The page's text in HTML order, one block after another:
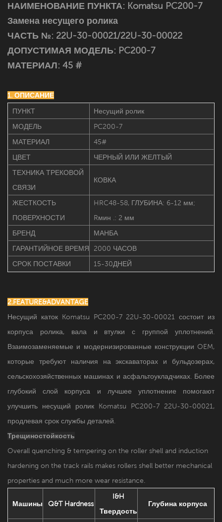
НАИМЕНОВАНИЕ ПУНКТА: Komatsu PC200-7
Замена несущего ролика
ЧАСТЬ №: 22U-30-00021/22U-30-00022
ДОПУСТИМАЯ МОДЕЛЬ: PC200-7
МАТЕРИАЛ: 45 #
1. ОПИСАНИЕ
ПУНКТ
Несущий ролик
МОДЕЛЬ
PC200-7
МАТЕРИАЛ
45#
ЦВЕТ
ЧЕРНЫЙ ИЛИ ЖЕЛТЫЙ
ТЕХНИКА ТРЕКОВОЙ
СВЯЗИ
КОВКА
ЖЕСТКОСТЬ
ПОВЕРХНОСТИ
HRC48-58, ГЛУБИНА: 6-12 мм;
Rмин .: 2 мм
БРЕНД
МАНБА
ГАРАНТИЙНОЕ ВРЕМЯ
2000 ЧАСОВ
СРОК ПОСТАВКИ
15-30ДНЕЙ
2.FEATURE&ADVANTAGE
Несущий каток Komatsu PC200-7 22U-30-00021 состоит из
корпуса ролика, вала и втулки с группой уплотнений.
Взаимозаменяемые и модернизированные конструкции OEM,
которые требуют наличия на экскаваторах и бульдозерах,
сельскохозяйственных машинах и асфальтоукладчиках. Более
глубокий слой корпуса и лучшее уплотнение помогают
улучшить несущий ролик Komatsu PC200-7 22U-30-00021,
продлевая срок службы деталей.
Трещиностойкость
Overall quenching & tempering on the roller shell and induction
hardening on the track rails makes rollers shell better mechanical
properties and much more wear resistance.
Машины Q&T Hardness
I&H
Твердость
Глубина корпуса